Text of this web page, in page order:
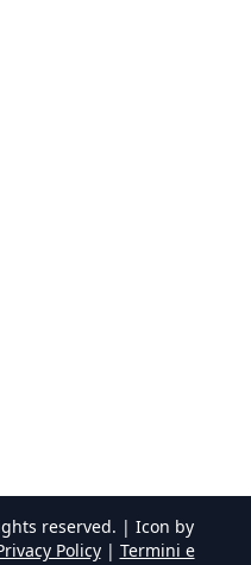
reserved. | Icon by
Policy| Termini e